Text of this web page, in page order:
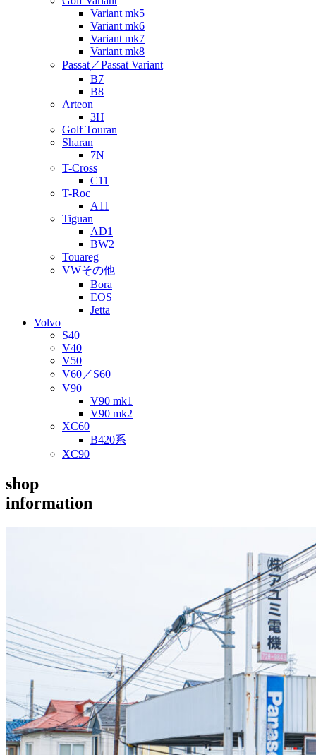
Variant mk5
Variant mk6
Variant mk7
Variant mk8
Passat／Passat Variant
B7
B8
Arteon
3H
Golf Touran
Sharan
7N
T-Cross
C11
T-Roc
A11
Tiguan
AD1
BW2
Touareg
VWその他
Bora
EOS
Jetta
Volvo
S40
V40
V50
V60／S60
V90
V90 mk1
V90 mk2
XC60
B420系
XC90
shop
information